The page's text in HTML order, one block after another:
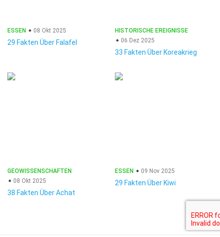
ESSEN 08 Okt 2025
29 Fakten Über Falafel
HISTORISCHE EREIGNISSE
06 Dez 2025
33 Fakten Über Koreakrieg
GEOWISSENSCHAFTEN
08 Okt 2025
38 Fakten Über Achat
ESSEN 09 Nov 2025
29 Fakten Über Kiwi